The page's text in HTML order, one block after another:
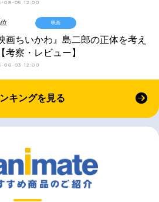
08-05 12:00
位
画ちいかわ』島二郎の正体を考え
考察・レビュー】
08-03 12:00
映画
キングを見る